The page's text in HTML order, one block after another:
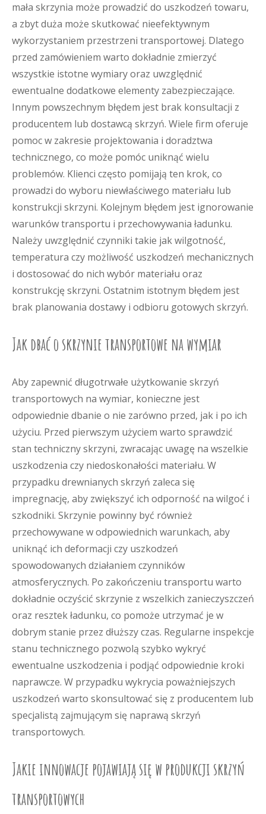
mała skrzynia może prowadzić do uszkodzeń towaru,
a zbyt duża może skutkować nieefektywnym
wykorzystaniem przestrzeni transportowej. Dlatego
przed zamówieniem warto dokładnie zmierzyć
wszystkie istotne wymiary oraz uwzględnić
ewentualne dodatkowe elementy zabezpieczające.
Innym powszechnym błędem jest brak konsultacji z
producentem lub dostawcą skrzyń. Wiele firm oferuje
pomoc w zakresie projektowania i doradztwa
technicznego, co może pomóc uniknąć wielu
problemów. Klienci często pomijają ten krok, co
prowadzi do wyboru niewłaściwego materiału lub
konstrukcji skrzyni. Kolejnym błędem jest ignorowanie
warunków transportu i przechowywania ładunku.
Należy uwzględnić czynniki takie jak wilgotność,
temperatura czy możliwość uszkodzeń mechanicznych
i dostosować do nich wybór materiału oraz
konstrukcję skrzyni. Ostatnim istotnym błędem jest
brak planowania dostawy i odbioru gotowych skrzyń.
Jak dbać o skrzynie transportowe na wymiar
Aby zapewnić długotrwałe użytkowanie skrzyń
transportowych na wymiar, konieczne jest
odpowiednie dbanie o nie zarówno przed, jak i po ich
użyciu. Przed pierwszym użyciem warto sprawdzić
stan techniczny skrzyni, zwracając uwagę na wszelkie
uszkodzenia czy niedoskonałości materiału. W
przypadku drewnianych skrzyń zaleca się
impregnację, aby zwiększyć ich odporność na wilgoć i
szkodniki. Skrzynie powinny być również
przechowywane w odpowiednich warunkach, aby
uniknąć ich deformacji czy uszkodzeń
spowodowanych działaniem czynników
atmosferycznych. Po zakończeniu transportu warto
dokładnie oczyścić skrzynie z wszelkich zanieczyszczeń
oraz resztek ładunku, co pomoże utrzymać je w
dobrym stanie przez dłuższy czas. Regularne inspekcje
stanu technicznego pozwolą szybko wykryć
ewentualne uszkodzenia i podjąć odpowiednie kroki
naprawcze. W przypadku wykrycia poważniejszych
uszkodzeń warto skonsultować się z producentem lub
specjalistą zajmującym się naprawą skrzyń
transportowych.
Jakie innowacje pojawiają się w produkcji skrzyń
transportowych